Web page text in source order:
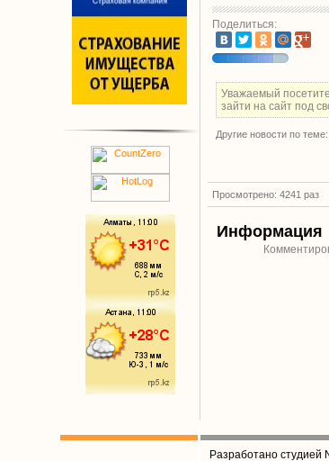
Поделиться:
Уважаемый
зайти на сайт под
Другие новости по теме:
Просмотрено: 4241 раз
Информация
Разработано студией